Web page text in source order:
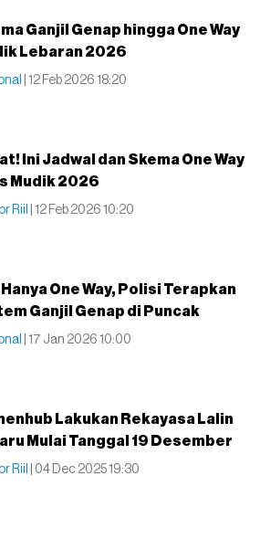
Ganjil Genap hingga One Way
Lebaran 2026
| 12 Feb 2026 18:20
Ini Jadwal dan Skema One Way
Mudik 2026
Riil | 12 Feb 2026 10:20
Hanya One Way, Polisi Terapkan
Ganjil Genap di Puncak
| 17 Jan 2026 10:00
Lakukan Rekayasa Lalin
Mulai Tanggal 19 Desember
Riil | 04 Dec 2025 19:30